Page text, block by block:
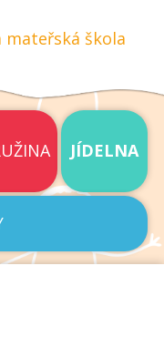
mateřská škola
JÍDELNA